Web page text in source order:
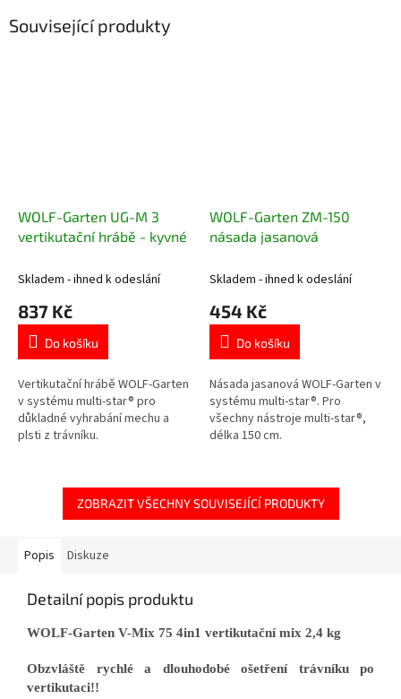
Související produkty
WOLF-Garten UG-M 3
vertikutační hrábě - kyvné
Skladem - ihned k odeslání
837 Kč
Do košíku
Vertikutační hrábě WOLF-Garten
v systému multi-star® pro
důkladné vyhrabání mechu a
plsti z trávníku.
WOLF-Garten ZM-150
násada jasanová
Skladem - ihned k odeslání
454 Kč
Do košíku
Násada jasanová WOLF-Garten v
systému multi-star®. Pro
všechny nástroje multi-star®,
délka 150 cm.
ZOBRAZIT VŠECHNY SOUVISEJÍCÍ PRODUKTY
Popis Diskuze
Detailní popis produktu
WOLF-Garten V-Mix 75 4in1 vertikutační mix 2,4 kg
Obzvláště rychlé a dlouhodobé ošetření trávníku po
vertikutaci!!